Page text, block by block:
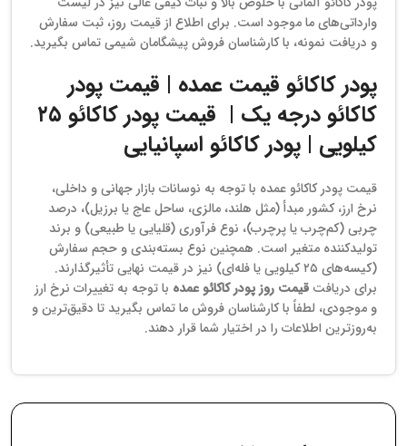
وارداتی‌های ما موجود است. برای اطلاع از قیمت روز، ثبت سفارش
و دریافت نمونه، با کارشناسان فروش پیشگامان شیمی تماس بگیرید.
پودر کاکائو قیمت عمده | قیمت پودر
کاکائو درجه یک |
قیمت پودر کاکائو ۲۵
کیلویی | پودر کاکائو اسپانیایی
قیمت پودر کاکائو عمده با توجه به نوسانات بازار جهانی و داخلی،
نرخ ارز، کشور مبدأ (مثل هلند، مالزی، ساحل عاج یا برزیل)، درصد
چربی (کم‌چرب یا پرچرب)، نوع فرآوری (قلیایی یا طبیعی) و برند
تولیدکننده متغیر است. همچنین نوع بسته‌بندی و حجم سفارش
(کیسه‌های ۲۵ کیلویی یا فله‌ای) نیز در قیمت نهایی تأثیرگذارند.
برای دریافت قیمت روز پودر کاکائو عمده با توجه به تغییرات نرخ ارز
و موجودی، لطفاً با کارشناسان فروش ما تماس بگیرید تا دقیق‌ترین و
به‌روزترین اطلاعات را در اختیار شما قرار دهند.